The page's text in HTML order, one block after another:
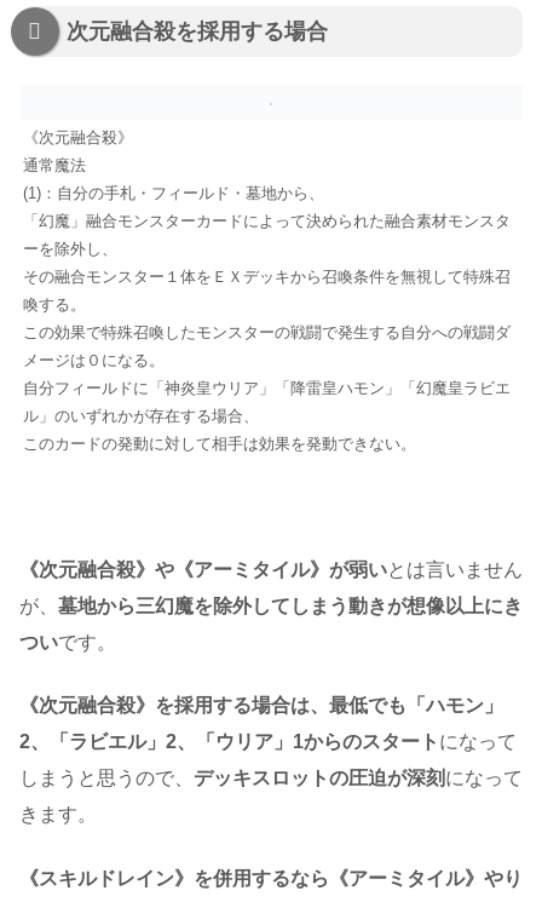
次元融合殺を採用する場合
《次元融合殺》
通常魔法
(1)：自分の手札・フィールド・墓地から、
「幻魔」融合モンスターカードによって決められた融合素材モンスタ
ーを除外し、
その融合モンスター１体をＥＸデッキから召喚条件を無視して特殊召
喚する。
この効果で特殊召喚したモンスターの戦闘で発生する自分への戦闘ダ
メージは０になる。
自分フィールドに「神炎皇ウリア」「降雷皇ハモン」「幻魔皇ラビエ
ル」のいずれかが存在する場合、
このカードの発動に対して相手は効果を発動できない。
《次元融合殺》や《アーミタイル》が弱いとは言いません
が、 墓地から三幻魔を除外してしまう動きが想像以上にき
ついです。
《次元融合殺》を採用する場合は、最低でも「ハモン」
2、「ラビエル」2、「ウリア」1からのスタート になって
しまうと思うので、 デッキスロットの圧迫が深刻 になって
きます。
《スキルドレイン》を併用するなら《アーミタイル》やり